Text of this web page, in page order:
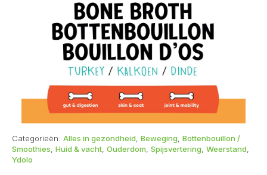
Categorieën: Alles in gezondheid Beweging Bottenbouillon /
Smoothies Huid & vacht Ouderdom Spijsvertering Weerstand
Ydolo